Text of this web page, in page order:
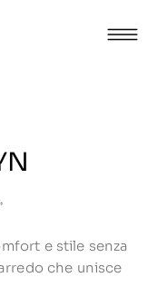
e stile senza
che unisce